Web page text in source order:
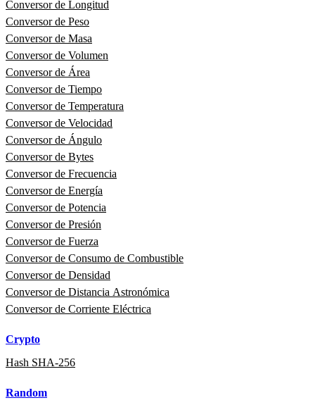
Conversor de Longitud
Conversor de Peso
Conversor de Masa
Conversor de Volumen
Conversor de Área
Conversor de Tiempo
Conversor de Temperatura
Conversor de Velocidad
Conversor de Ángulo
Conversor de Bytes
Conversor de Frecuencia
Conversor de Energía
Conversor de Potencia
Conversor de Presión
Conversor de Fuerza
Conversor de Consumo de Combustible
Conversor de Densidad
Conversor de Distancia Astronómica
Conversor de Corriente Eléctrica
Crypto
Hash SHA-256
Random